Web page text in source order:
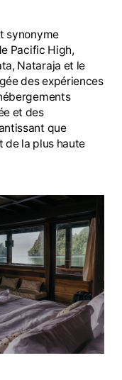
synonyme
Pacific High,
Nataraja et le
des expériences
et des
que
de la plus haute